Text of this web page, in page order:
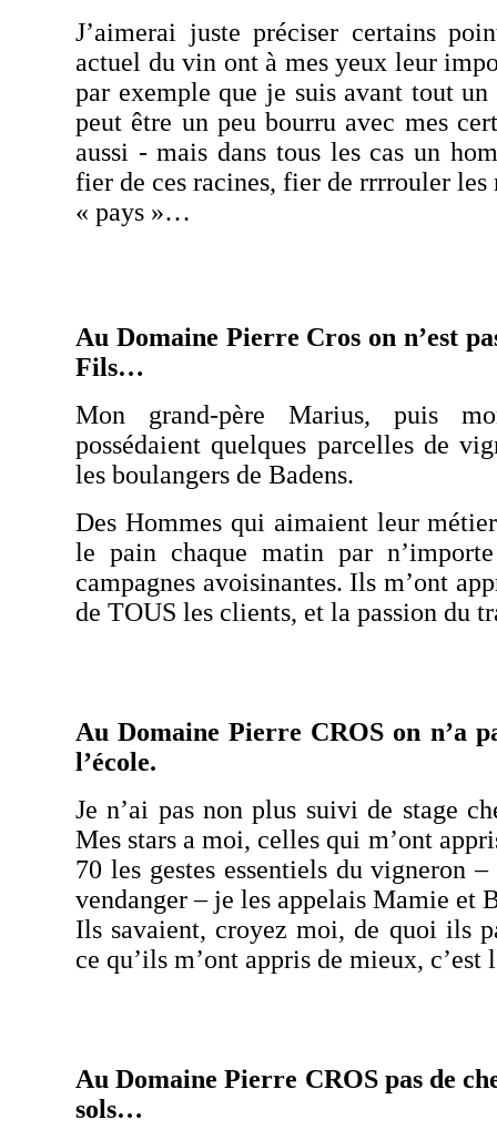
J’aimerai juste préciser certains
actuel du vin ont à mes yeux leur
par exemple que je suis avant tout
peut être un peu bourru avec mes
aussi - mais dans tous les cas un
fier de ces racines, fier de rrrrouler les
« pays »…
Au Domaine Pierre Cros on n’est
Fils…
Mon grand-père Marius, puis
possédaient quelques parcelles de
les boulangers de Badens.
Des Hommes qui aimaient leur
le pain chaque matin par
campagnes avoisinantes. Ils m’ont
de TOUS les clients, et la passion du
Au Domaine Pierre CROS on n’a
l’école.
Je n’ai pas non plus suivi de stage
Mes stars a moi, celles qui m’ont
70 les gestes essentiels du vigneron
vendanger – je les appelais Mamie et
Ils savaient, croyez moi, de quoi ils
ce qu’ils m’ont appris de mieux,
Au Domaine Pierre CROSpas de
sols…